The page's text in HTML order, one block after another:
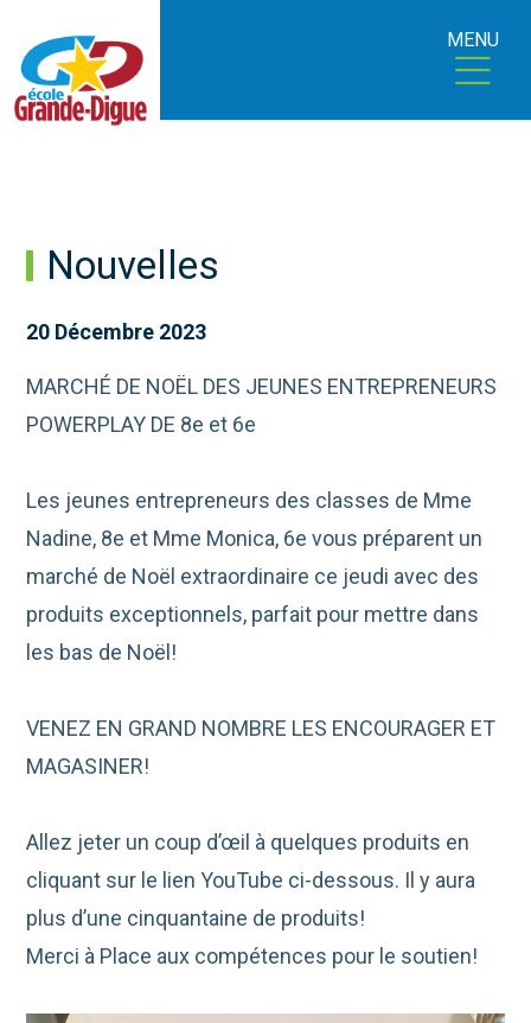
MENU
Nouvelles
20 Décembre 2023
MARCHÉ DE NOËL DES JEUNES ENTREPRENEURS
POWERPLAY DE 8e et 6e
Les jeunes entrepreneurs des classes de Mme
Nadine, 8e et Mme Monica, 6e vous préparent un
marché de Noël extraordinaire ce jeudi avec des
produits exceptionnels, parfait pour mettre dans
les bas de Noël!
VENEZ EN GRAND NOMBRE LES ENCOURAGER ET
MAGASINER!
Allez jeter un coup d’œil à quelques produits en
cliquant sur le lien YouTube ci-dessous. Il y aura
plus d’une cinquantaine de produits!
Merci à Place aux compétences pour le soutien!